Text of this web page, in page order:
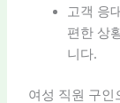
고객 응
편한 상
니다.
여성 직원 구인